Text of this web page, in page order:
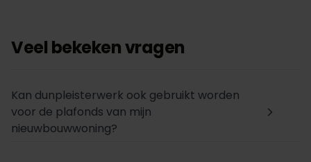
Veel bekeken vragen
Kan dunpleisterwerk ook gebruikt worden
voor de plafonds van mijn
nieuwbouwwoning?
arrow_forward_ios